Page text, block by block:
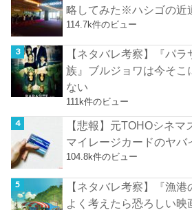
略してみた※ハシゴの近
114.7k件のビュー
【ネタバレ考察】『パ
族』ブルジョワは今そこ
ない
111k件のビュー
【悲報】元TOHOシネ
マイレージカードのヤバ
104.8k件のビュー
【ネタバレ考察】『漁港
よく考えたら恐ろしい映